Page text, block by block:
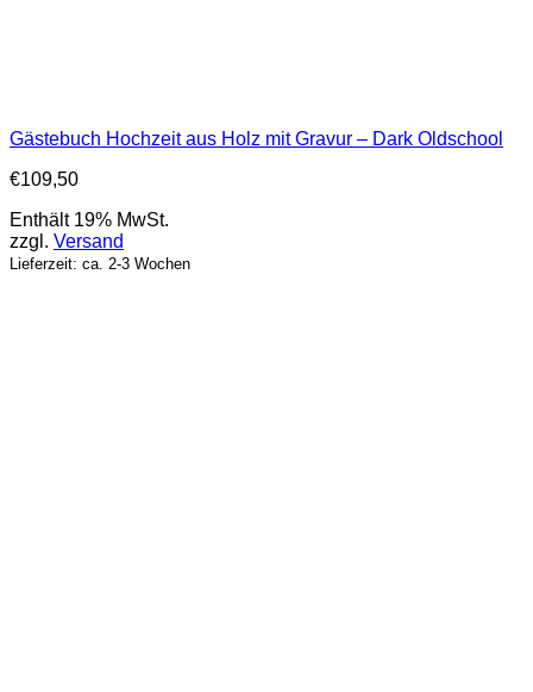
Gästebuch Hochzeit aus Holz mit Gravur – Dark Oldschool
€109,50
Enthält 19% MwSt.
zzgl. Versand
Lieferzeit: ca. 2-3 Wochen